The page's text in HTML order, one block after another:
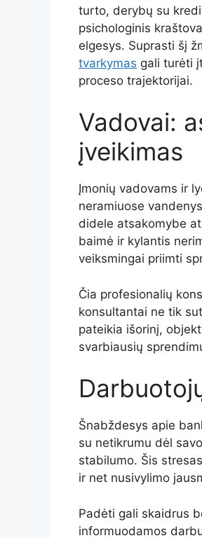
turto, derybų su
psichologinis
elgesys. Suprasti šį
tvarkymas gali turėti
proceso trajektorijai.
Vadovai:
įveikimas
Įmonių vadovams ir
neramiuose
didele atsakomybe
baimė ir kylantis
veiksmingai priimti
Čia profesionalių
konsultantai ne tik
pateikia išorinį,
svarbiausių
Šnabždesys apie
su netikrumu dėl
stabilumo. Šis
ir net nusivylimo
Padėti gali skaidrus
informuodamos